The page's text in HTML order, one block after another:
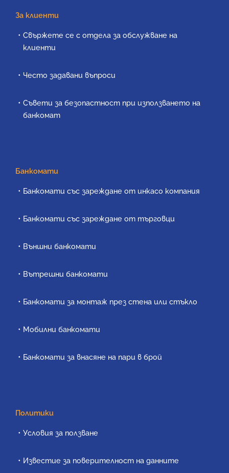
За клиенти
Свържете се с отдела за обслужване на
клиенти
Често задавани въпроси
Съвети за безопастност при използването на
банкомат
Банкомати
Банкомати със зареждане от инкасо компания
Банкомати със зареждане от търговци
Външни банкомати
Вътрешни банкомати
Банкомати за монтаж през стена или стъкло
Мобилни банкомати
Банкомати за внасяне на пари в брой
Политики
Условия за ползване
Известие за поверителност на данните